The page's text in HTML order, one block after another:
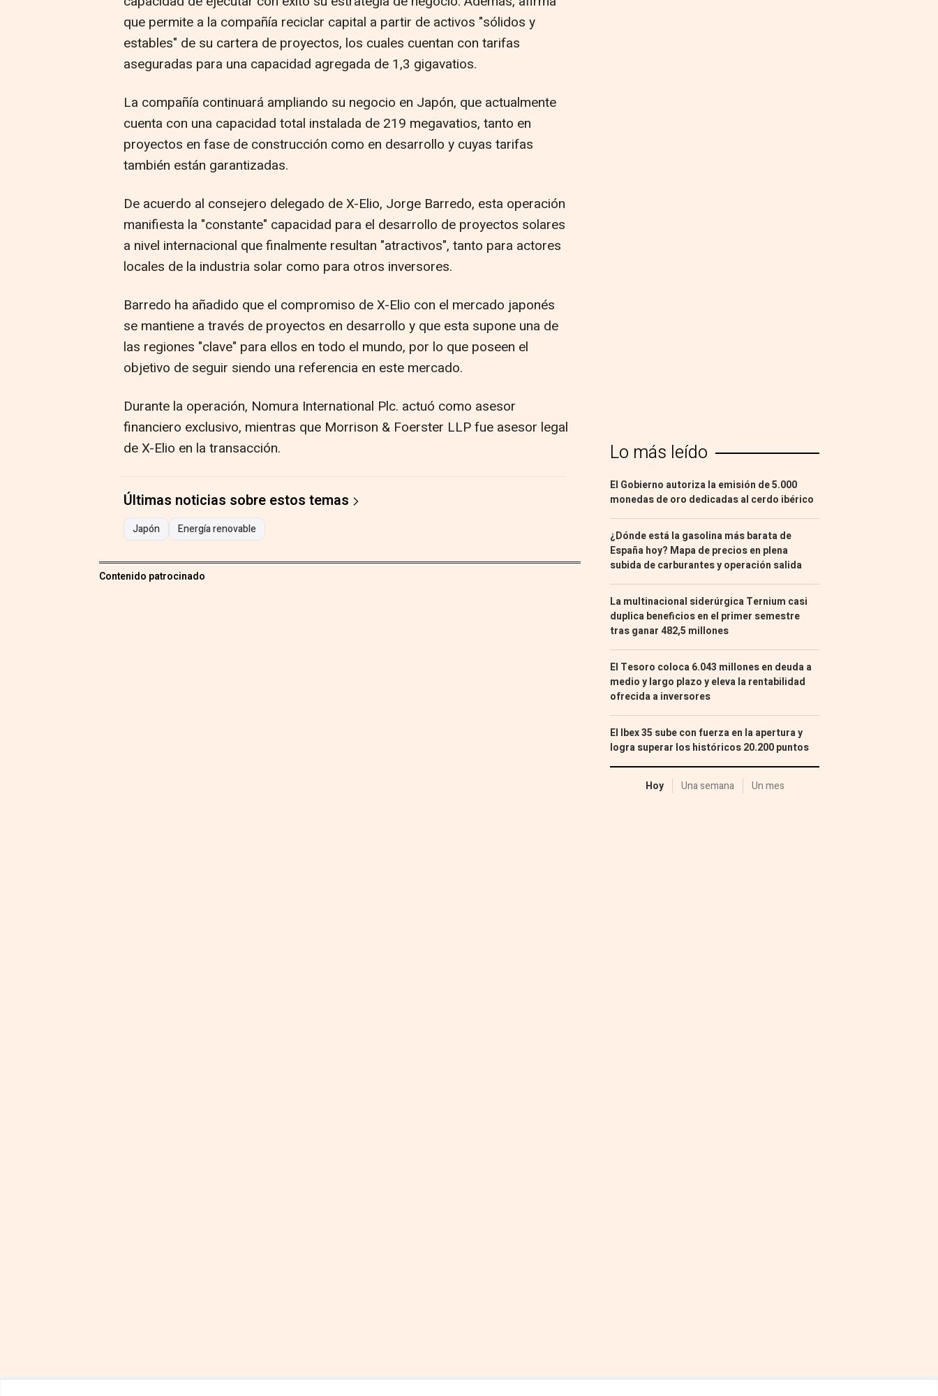
que permite a la compañía reciclar capital a partir de activos "sólidos y
estables" de su cartera de proyectos, los cuales cuentan con tarifas
aseguradas para una capacidad agregada de 1,3 gigavatios.
La compañía continuará ampliando su negocio en Japón, que actualmente
cuenta con una capacidad total instalada de 219 megavatios, tanto en
proyectos en fase de construcción como en desarrollo y cuyas tarifas
también están garantizadas.
De acuerdo al consejero delegado de X-Elio, Jorge Barredo, esta operación
manifiesta la "constante" capacidad para el desarrollo de proyectos solares
a nivel internacional que finalmente resultan "atractivos", tanto para actores
locales de la industria solar como para otros inversores.
Barredo ha añadido que el compromiso de X-Elio con el mercado japonés
se mantiene a través de proyectos en desarrollo y que esta supone una de
las regiones "clave" para ellos en todo el mundo, por lo que poseen el
objetivo de seguir siendo una referencia en este mercado.
Durante la operación, Nomura International Plc. actuó como asesor
financiero exclusivo, mientras que Morrison & Foerster LLP fue asesor legal
de X-Elio en la transacción.
Últimas noticias sobre estos temas
Japón Energía renovable
Contenido patrocinado
Lo más leído
El Gobierno autoriza la emisión de 5.000
monedas de oro dedicadas al cerdo ibérico
¿Dónde está la gasolina más barata de
España hoy? Mapa de precios en plena
subida de carburantes y operación salida
La multinacional siderúrgica Ternium casi
duplica beneficios en el primer semestre
tras ganar 482,5 millones
El Tesoro coloca 6.043 millones en deuda a
medio y largo plazo y eleva la rentabilidad
ofrecida a inversores
El Ibex 35 sube con fuerza en la apertura y
logra superar los históricos 20.200 puntos
Hoy Una semana Un mes